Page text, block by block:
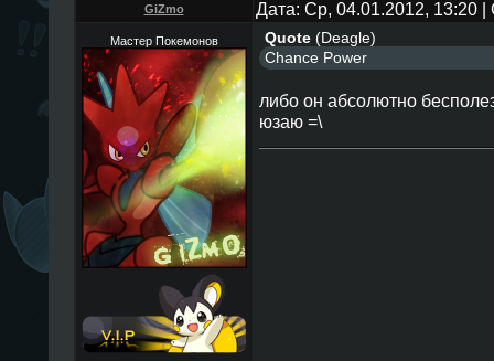
GiZmo Дата: Ср, 04.01.2012, 13:20
Мастер Покемонов Quote(Deagle)
Chance Power
либо он абсолютно
юзаю =\